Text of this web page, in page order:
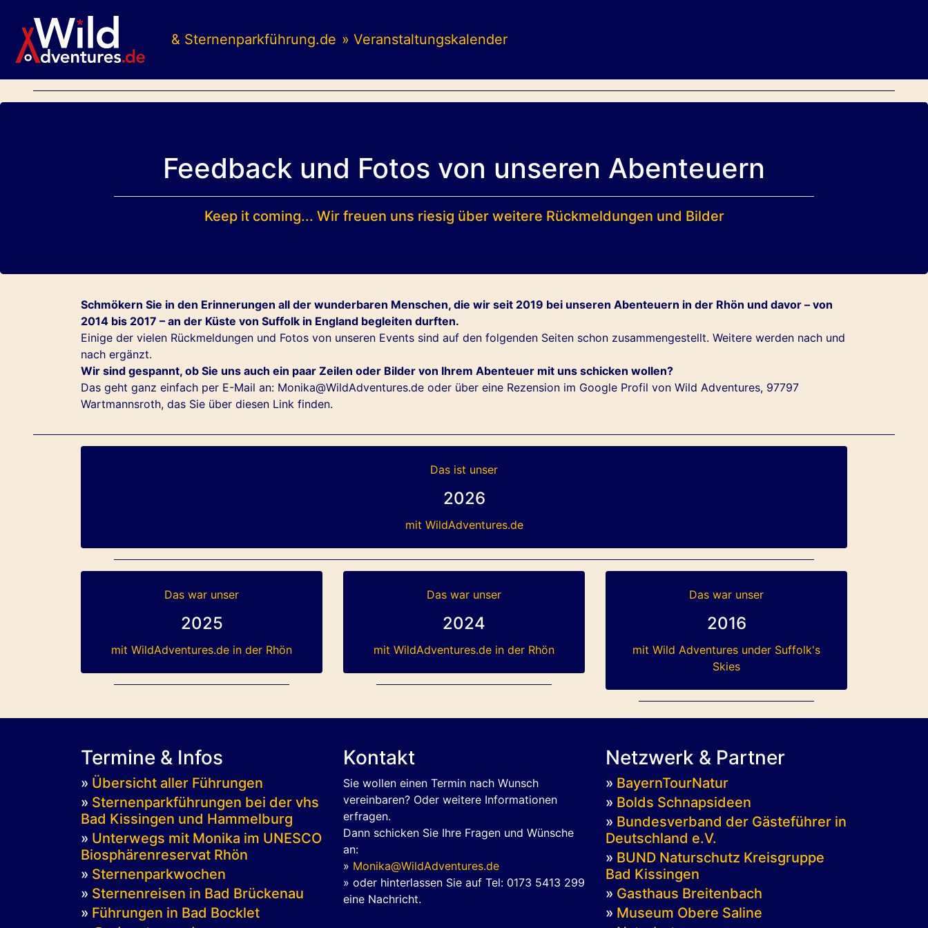
& Sternenparkführung.de » Veranstaltungskalender
Feedback und Fotos von unseren Abenteuern
Keep it coming... Wir freuen uns riesig über weitere Rückmeldungen und Bilder
Schmökern Sie in den Erinnerungen all der wunderbaren Menschen, die wir seit 2019 bei unseren Abenteuern in der Rhön und davor – von
2014 bis 2017 – an der Küste von Suffolk in England begleiten durften.
Einige der vielen Rückmeldungen und Fotos von unseren Events sind auf den folgenden Seiten schon zusammengestellt. Weitere werden nach und
nach ergänzt.
Wir sind gespannt, ob Sie uns auch ein paar Zeilen oder Bilder von Ihrem Abenteuer mit uns schicken wollen?
Das geht ganz einfach per E-Mail an: Monika@WildAdventures.de oder über eine Rezension im Google Profil von Wild Adventures, 97797
Wartmannsroth, das Sie über diesen Link finden.
Das ist unser
2026
mit WildAdventures.de
Das war unser
2025
mit WildAdventures.de in der Rhön
Das war unser
2024
mit WildAdventures.de in der Rhön
Das war unser
2016
mit Wild Adventures under Suffolk's
Skies
Termine & Infos
» Übersicht aller Führungen
» Sternenparkführungen bei der vhs
Bad Kissingen und Hammelburg
» Unterwegs mit Monika im UNESCO
Biosphärenreservat Rhön
» Sternenparkwochen
» Sternenreisen in Bad Brückenau
» Führungen in Bad Bocklet
Kontakt
Sie wollen einen Termin nach Wunsch
vereinbaren? Oder weitere Informationen
erfragen.
Dann schicken Sie Ihre Fragen und Wünsche
an:
» Monika@WildAdventures.de
» oder hinterlassen Sie auf Tel: 0173 5413 299
eine Nachricht.
Netzwerk & Partner
» BayernTourNatur
» Bolds Schnapsideen
» Bundesverband der Gästeführer in
Deutschland e.V.
» BUND Naturschutz Kreisgruppe
Bad Kissingen
» Gasthaus Breitenbach
» Museum Obere Saline